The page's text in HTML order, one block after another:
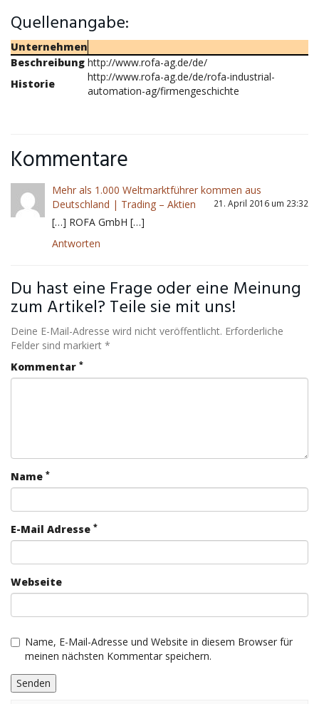
Quellenangabe:
Unternehmen
Beschreibung http://www.rofa-ag.de/de/
Historie
http://www.rofa-ag.de/de/rofa-industrial-
automation-ag/firmengeschichte
Kommentare
Mehr als 1.000 Weltmarktführer kommen aus
Deutschland | Trading – Aktien
21. April 2016 um 23:32
[…] ROFA GmbH […]
Antworten
Du hast eine Frage oder eine Meinung
zum Artikel? Teile sie mit uns!
Deine E-Mail-Adresse wird nicht veröffentlicht. Erforderliche
Felder sind markiert *
Kommentar *
Name *
E-Mail Adresse *
Webseite
Name, E-Mail-Adresse und Website in diesem Browser für
meinen nächsten Kommentar speichern.